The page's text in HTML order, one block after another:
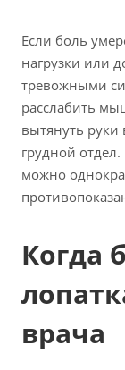
Если боль
нагрузки или
тревожными
расслабить
вытянуть руки
грудной
можно
Когда
врача